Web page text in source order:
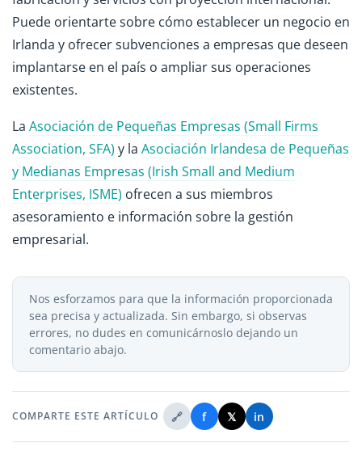
Puede orientarte sobre cómo establecer un negocio en
Irlanda y ofrecer subvenciones a empresas que deseen
implantarse en el país o ampliar sus operaciones
existentes.
La Asociación de Pequeñas Empresas (Small Firms
Association, SFA) y la Asociación Irlandesa de Pequeñas
y Medianas Empresas (Irish Small and Medium
Enterprises, ISME) ofrecen a sus miembros
asesoramiento e información sobre la gestión
empresarial.
Nos esforzamos para que la información proporcionada
sea precisa y actualizada. Sin embargo, si observas
errores, no dudes en comunicárnoslo dejando un
comentario abajo.
COMPARTE ESTE ARTÍCULO 🔗 f 𝕏 in